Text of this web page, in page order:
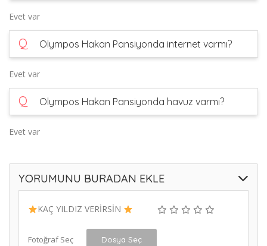
Evet var
Q Olympos Hakan Pansiyonda internet varmı?
Evet var
Q Olympos Hakan Pansiyonda havuz varmı?
Evet var
YORUMUNU BURADAN EKLE
KAÇ YILDIZ VERİRSİN
Fotoğraf Seç Dosya Seç